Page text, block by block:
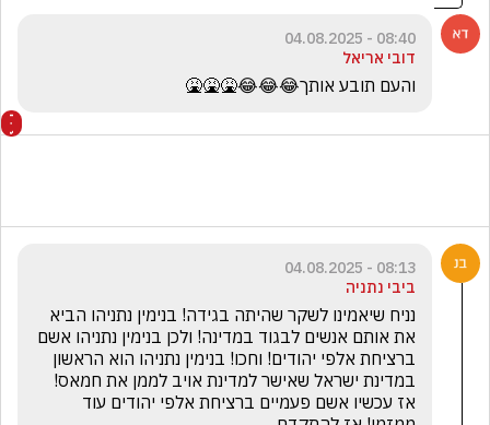
08:40 - 04.08.2025
דובי אריאל
והעם תובע אותך😂😂😂🤮🤮🤮
08:13 - 04.08.2025
ביבי נתניה